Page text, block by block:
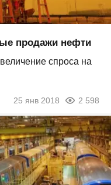
продажи нефти
спроса на
25 янв 2018 2 598